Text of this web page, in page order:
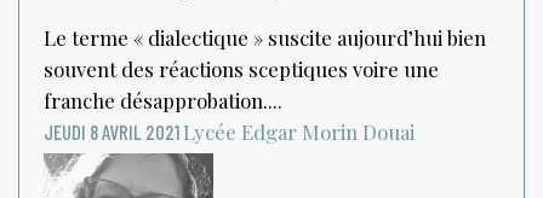
Le terme « dialectique » suscite aujourd’hui bien
souvent des réactions sceptiques voire une
franche désapprobation....
JEUDI 8 AVRIL 2021 Lycée Edgar Morin Douai